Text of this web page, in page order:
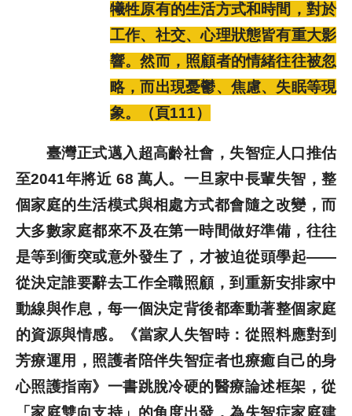
好書推薦
各期季刊
歷史文獻
投稿專區
犧牲原有的生活方式和時間，對於
工作、社交、心理狀態皆有重大影
響。然而，照顧者的情緒往往被忽
略，而出現憂鬱、焦慮、失眠等現
象。（頁111）
臺灣正式邁入超高齡社會，失智症人口推估
至2041年將近 68 萬人。一旦家中長輩失智，整
個家庭的生活模式與相處方式都會隨之改變，而
大多數家庭都來不及在第一時間做好準備，往往
是等到衝突或意外發生了，才被迫從頭學起——
從決定誰要辭去工作全職照顧，到重新安排家中
動線與作息，每一個決定背後都牽動著整個家庭
的資源與情感。《當家人失智時：從照料應對到
芳療運用，照護者陪伴失智症者也療癒自己的身
心照護指南》一書跳脫冷硬的醫療論述框架，從
「家庭雙向支持」的角度出發，為失智症家庭建